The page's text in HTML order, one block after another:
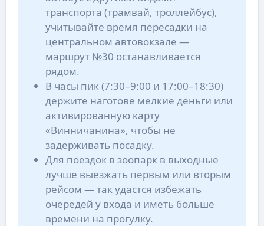
транспорта (трамвай, троллейбус),
учитывайте время пересадки на
центральном автовокзале —
маршрут №30 останавливается
рядом.
В часы пик (7:30–9:00 и 17:00–18:30)
держите наготове мелкие деньги или
активированную карту
«Винничанина», чтобы не
задерживать посадку.
Для поездок в зоопарк в выходные
лучше выезжать первым или вторым
рейсом — так удастся избежать
очередей у входа и иметь больше
времени на прогулку.